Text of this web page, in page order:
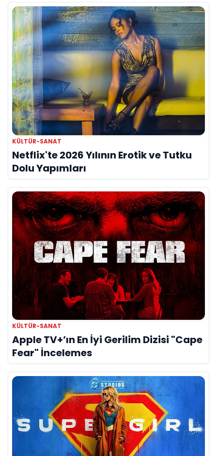
KÜLTÜR-SANAT
Netflix'te 2026 Yılının Erotik ve Tutku
Dolu Yapımları
KÜLTÜR-SANAT
Apple TV+’ın En İyi Gerilim Dizisi "Cape
Fear" İncelemes